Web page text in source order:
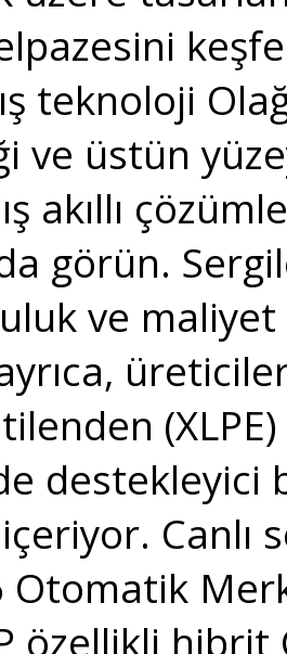
teknoloji
ve üstün
akıllı
görün.
ve
Canlı
Otomatik
özellikli hibrit